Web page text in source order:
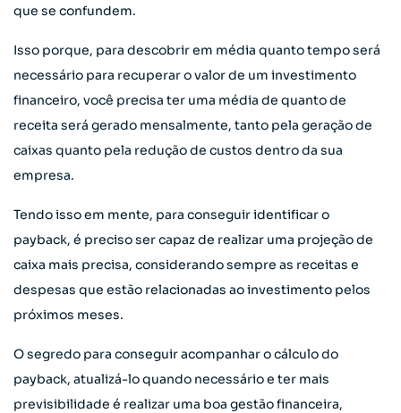
que se confundem.
Isso porque, para descobrir em média quanto tempo será
necessário para recuperar o valor de um investimento
financeiro, você precisa ter uma média de quanto de
receita será gerado mensalmente, tanto pela geração de
caixas quanto pela redução de custos dentro da sua
empresa.
Tendo isso em mente, para conseguir identificar o
payback, é preciso ser capaz de realizar uma projeção de
caixa mais precisa, considerando sempre as receitas e
despesas que estão relacionadas ao investimento pelos
próximos meses.
O segredo para conseguir acompanhar o cálculo do
payback, atualizá-lo quando necessário e ter mais
previsibilidade é realizar uma boa gestão financeira,